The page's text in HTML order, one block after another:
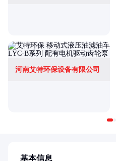
河南艾特环保设备有限公司
基本信息